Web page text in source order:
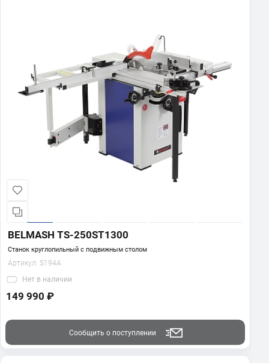
BELMASH TS-250ST1300
Станок круглопильный с подвижным столом
Артикул: S194A
Нет в наличии
149 990 ₽
Сообщить о поступлении